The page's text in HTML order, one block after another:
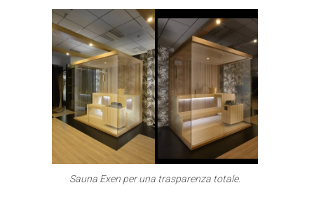
Sauna Exen per una trasparenza totale.